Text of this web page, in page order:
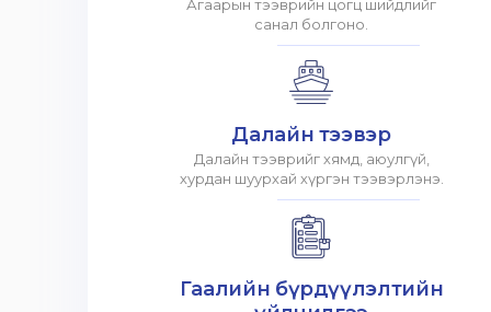
Агаарын тээврийн цогц шийдлийг
санал болгоно.
Далайн тээвэр
Далайн тээврийг хямд, аюулгүй,
хурдан шуурхай хүргэн тээвэрлэнэ.
Гаалийн бүрдүүлэлтийн